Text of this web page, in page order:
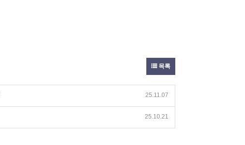
목록
25.11.07
25.10.21